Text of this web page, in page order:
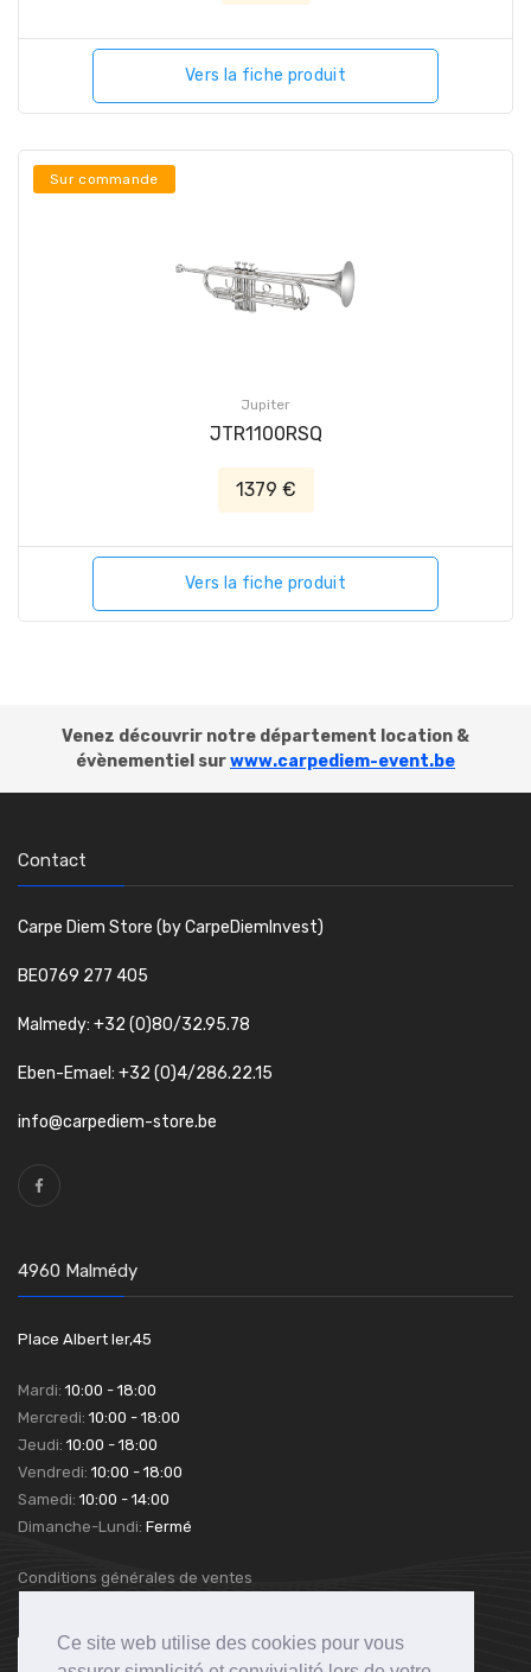
Ce site web utilise des cookies pour vous
Vers la fiche produit
Sur commande
Jupiter
JTR1100RSQ
1379 €
Vers la fiche produit
Venez découvrir notre département location &
évènementiel surwww.carpediem-event.be
Contact
Carpe Diem Store (by CarpeDiemInvest)
BE0769 277 405
Malmedy: +32 (0)80/32.95.78
Eben-Emael: +32 (0)4/286.22.15
info@carpediem-store.be
4960 Malmédy
Place Albert Ier,45
Mardi: 10:00 - 18:00
Mercredi: 10:00 - 18:00
Jeudi: 10:00 - 18:00
Vendredi: 10:00 - 18:00
Samedi: 10:00 - 14:00
Dimanche-Lundi: Fermé
Conditions générales de ventes